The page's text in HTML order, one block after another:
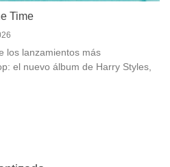
Time
los lanzamientos más
el nuevo álbum de Harry Styles,